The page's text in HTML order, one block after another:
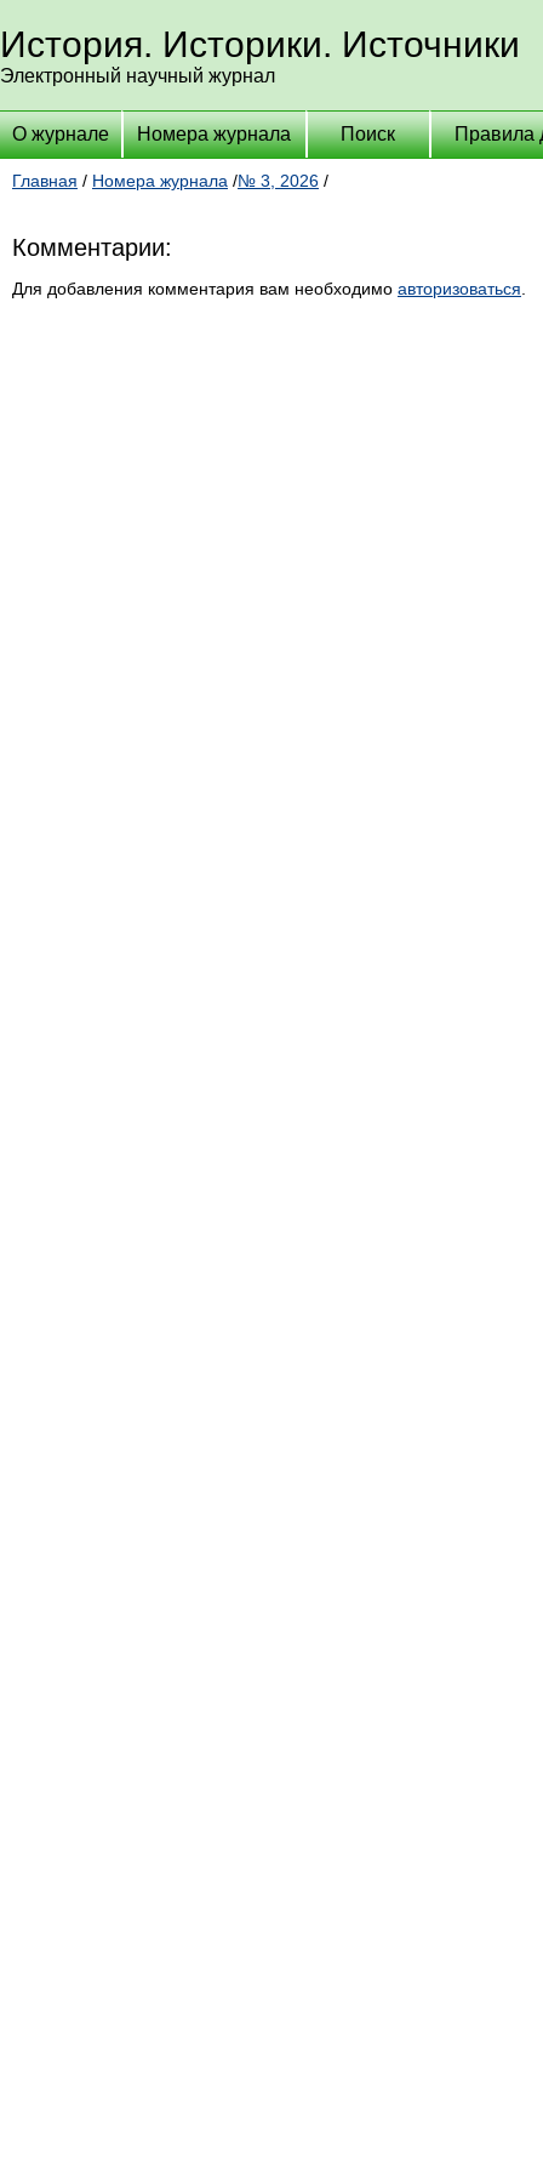
История. Историки. Источники
Электронный научный журнал
О журнале Номера журнала Поиск Правила
Главная / Номера журнала /№ 3, 2026 /
Комментарии:
Для добавления комментария вам необходимо авторизоваться